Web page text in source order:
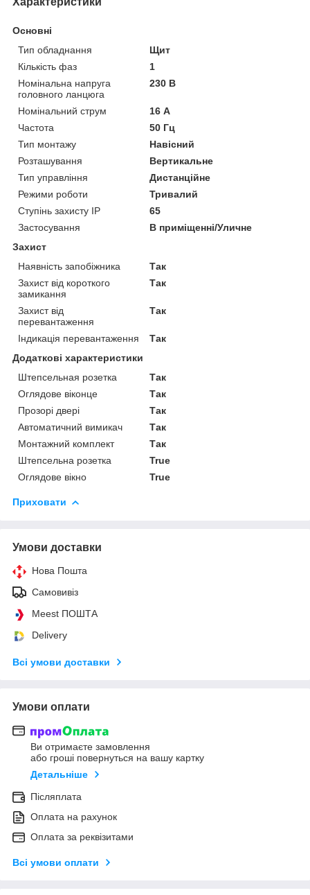
Основні
Тип обладнання
Щит
Кількість фаз
1
Номінальна напруга
головного ланцюга
230 В
Номінальний струм
16 А
Частота
50 Гц
Тип монтажу
Навісний
Розташування
Вертикальне
Тип управління
Дистанційне
Режими роботи
Тривалий
Ступінь захисту IP
65
Застосування
В приміщенні/Уличне
Захист
Наявність запобіжника
Так
Захист від короткого
замикання
Так
Захист від
перевантаження
Так
Індикація перевантаження
Так
Додаткові характеристики
Штепсельная розетка
Так
Оглядове віконце
Так
Прозорі двері
Так
Автоматичний вимикач
Так
Монтажний комплект
Так
Штепсельна розетка
True
Оглядове вікно
True
Приховати
Умови доставки
Нова Пошта
Самовивіз
Meest ПОШТА
Delivery
Всі умови доставки
Умови оплати
Ви отримаєте замовлення
або гроші повернуться на вашу картку
Детальніше
Післяплата
Оплата на рахунок
Оплата за реквізитами
Всі умови оплати